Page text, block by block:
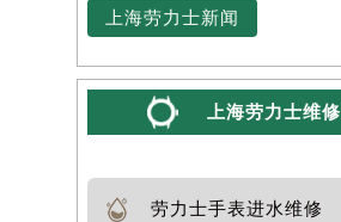
上海劳力士新闻
上海劳力士维
劳力士手表进水维修